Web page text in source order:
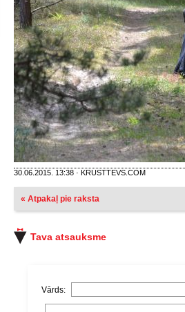
30.06.2015. 13:38 · KRUSTTEVS.COM
« Atpakaļ pie raksta
Tava atsauksme
Vārds: